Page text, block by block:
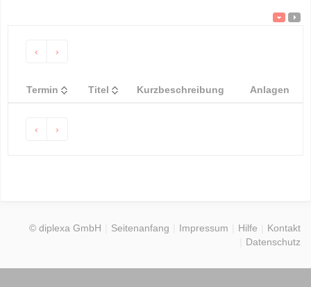
‹ ›
Termin Titel Kurzbeschreibung Anlagen
‹ ›
© diplexa GmbH Seitenanfang Impressum Hilfe
Kontakt
Datenschutz